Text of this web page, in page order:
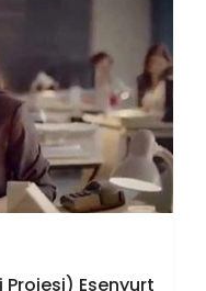
Projesi) Esenyurt